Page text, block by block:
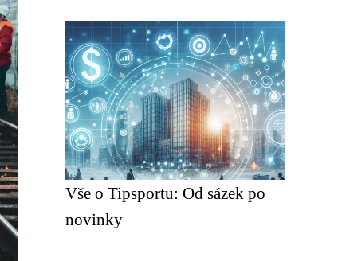
Vše o Tipsportu: Od sázek po
novinky